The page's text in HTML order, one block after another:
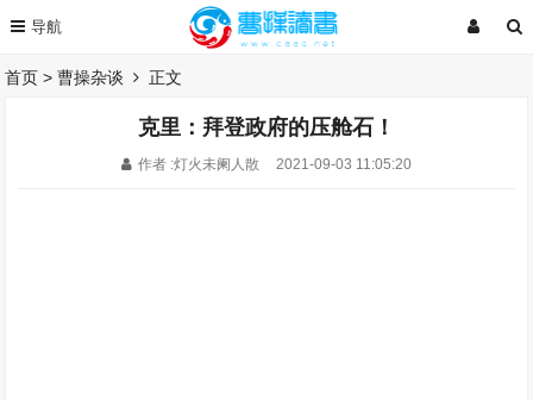
首页 >曹操杂谈 正文
克里：拜登政府的压舱石！
作者 :灯火未阑人散 2021-09-03 11:05:20